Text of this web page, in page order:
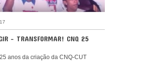
- TRANSFORMAR! CNQ 25
anos da criação da CNQ-CUT